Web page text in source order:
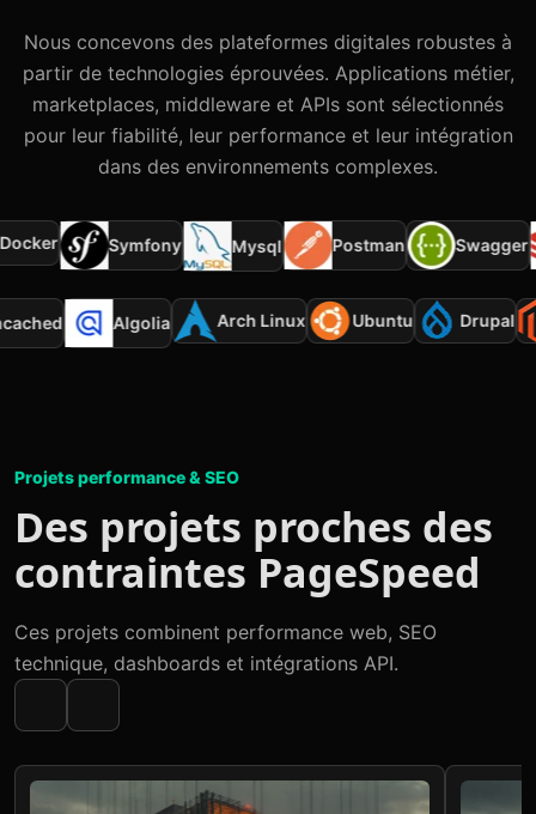
Nous concevons des plateformes digitales robustes à
partir de technologies éprouvées. Applications métier,
marketplaces, middleware et APIs sont sélectionnés
pour leur fiabilité, leur performance et leur intégration
dans des environnements complexes.
Symfony Mysql Postman Swagger
Algolia Arch Linux Ubuntu Drupal
Projets performance & SEO
Des projets proches des
contraintes PageSpeed
Ces projets combinent performance web, SEO
technique, dashboards et intégrations API.